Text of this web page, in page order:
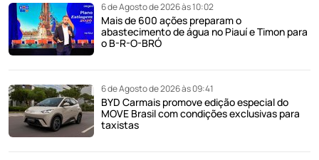
6 de Agosto de 2026 às 10:02
Mais de 600 ações preparam o
abastecimento de água no Piauí e Timon para
o B-R-O-BRÓ
6 de Agosto de 2026 às 09:41
BYD Carmais promove edição especial do
MOVE Brasil com condições exclusivas para
taxistas